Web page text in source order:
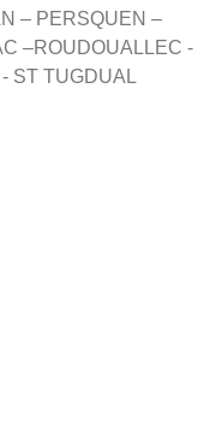
– PERSQUEN –
–ROUDOUALLEC -
ST TUGDUAL